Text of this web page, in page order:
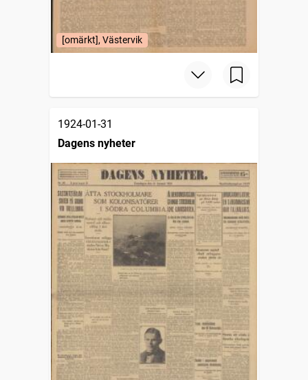
[omärkt], Västervik
1924-01-31
Dagens nyheter